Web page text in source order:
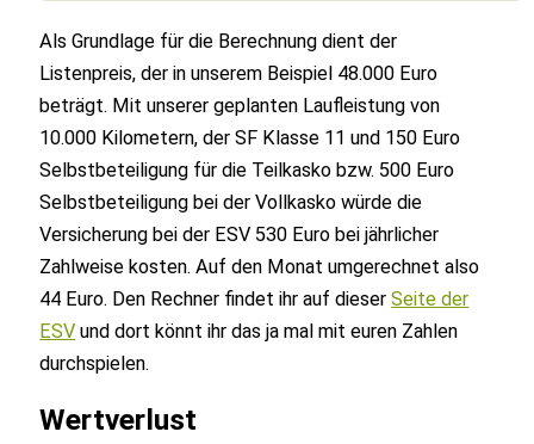
Als Grundlage für die Berechnung dient der
Listenpreis, der in unserem Beispiel 48.000 Euro
beträgt. Mit unserer geplanten Laufleistung von
10.000 Kilometern, der SF Klasse 11 und 150 Euro
Selbstbeteiligung für die Teilkasko bzw. 500 Euro
Selbstbeteiligung bei der Vollkasko würde die
Versicherung bei der ESV 530 Euro bei jährlicher
Zahlweise kosten. Auf den Monat umgerechnet also
44 Euro. Den Rechner findet ihr auf dieserSeite der
ESV und dort könnt ihr das ja mal mit euren Zahlen
durchspielen.
Wertverlust